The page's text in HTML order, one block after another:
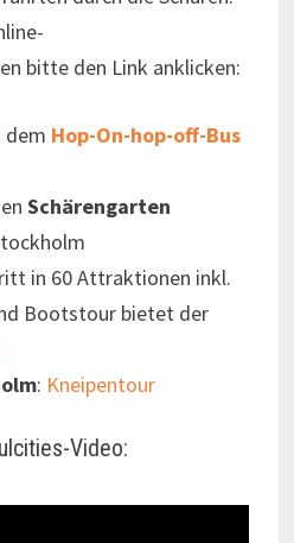
bitte den Link anklicken:
dem Hop-On-hop-off-Bus
Schärengarten
in 60 Attraktionen inkl.
Bootstour bietet der
: Kneipentour
Video: